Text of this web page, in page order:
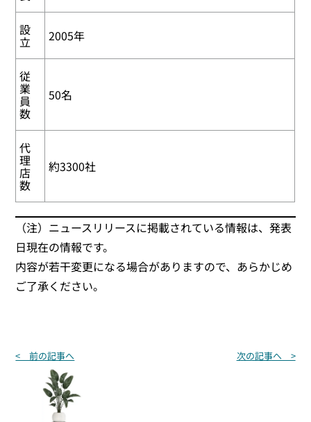
設
立 2005年
従
業
員
数
50名
代
理
店
数
約3300社
（注）ニュースリリースに掲載されている情報は、発表
日現在の情報です。
内容が若干変更になる場合がありますので、あらかじめ
ご了承ください。
投
< 前の記事へ 次の記事へ >